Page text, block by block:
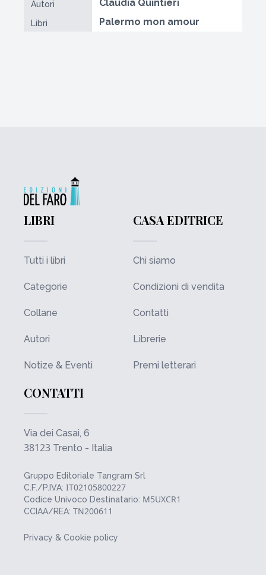
Autori Claudia Quintieri
Libri Palermo mon amour
LIBRI
Tutti i libri
Categorie
Collane
Autori
Notize & Eventi
CASA EDITRICE
Chi siamo
Condizioni di vendita
Contatti
Librerie
Premi letterari
CONTATTI
Via dei Casai, 6
38123 Trento - Italia
Gruppo Editoriale Tangram Srl
C.F./P.IVA: IT02105800227
Codice Univoco Destinatario: M5UXCR1
CCIAA/REA: TN200611
Privacy & Cookie policy